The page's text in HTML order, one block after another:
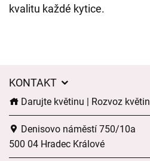
kvalitu každé kytice.
KONTAKT
Darujte květinu | Rozvoz květin
Denisovo náměstí 750/10a
500 04 Hradec Králové